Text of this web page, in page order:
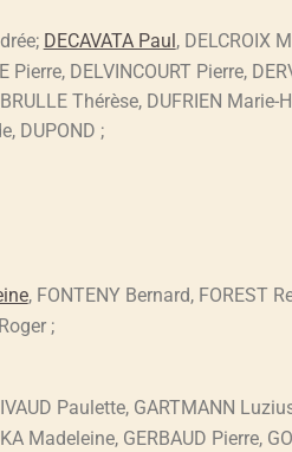
DECAVATA Paul, DELCROIX
DELVINCOURT Pierre,
Thérèse, DUFRIEN Marie-
DUPOND ;
, FONTENY Bernard, FOREST
;
Paulette, GARTMANN
Madeleine, GERBAUD Pierre,